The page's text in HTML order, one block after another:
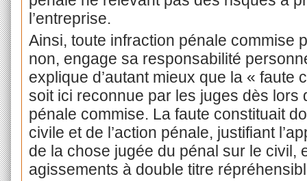
l’entreprise.
Ainsi, toute infraction pénale commise
non, engage sa responsabilité
explique d’autant mieux que la « faute
soit ici reconnue par les juges dès lors
pénale commise. La faute constituait
civile et de l’action pénale, justifiant
de la chose jugée du pénal sur le civil,
agissements à double titre